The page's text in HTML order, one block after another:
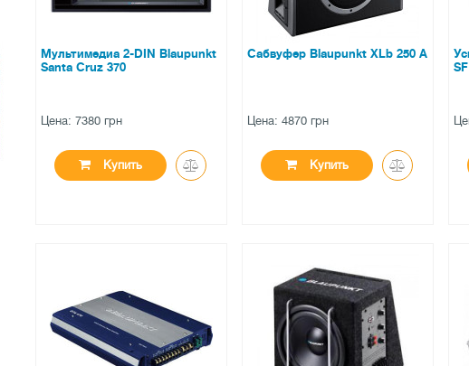
Мультимедиа 2-DIN Blaupunkt
Santa Cruz 370
Цена: 7380 грн
Купить
0 отзывов
Сабвуфер Blaupunkt XLb 250 A
Цена: 4870 грн
Купить
нет в наличии
0 отзывов
SF